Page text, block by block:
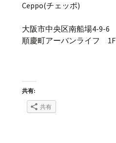
Ceppo(チェッポ)
大阪市中央区南船場4-9-6
順慶町アーバンライフ 1F
共有:
共有